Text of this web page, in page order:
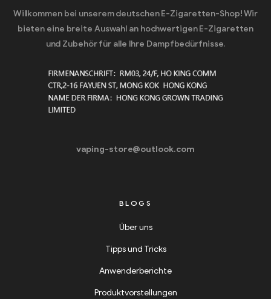
Willkommen bei unserem deutschen E-Zigaretten-Shop! Wir
bieten eine breite Auswahl an hochwertigen E-Zigaretten
und Zubehör für alle Ihre Dampfbedürfnisse.
vaping-store@outlook.com
BLOGS
Über uns
Tipps und Tricks
Anwenderberichte
Produktvorstellungen